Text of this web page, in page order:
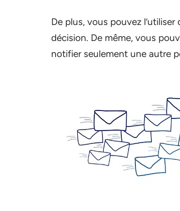
De plus, vous pouvez
décision. De même, vous
notifier seulement une autre